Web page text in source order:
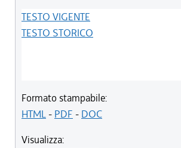
TESTO VIGENTE
TESTO STORICO
Formato stampabile:
HTML- PDF - DOC
Visualizza: